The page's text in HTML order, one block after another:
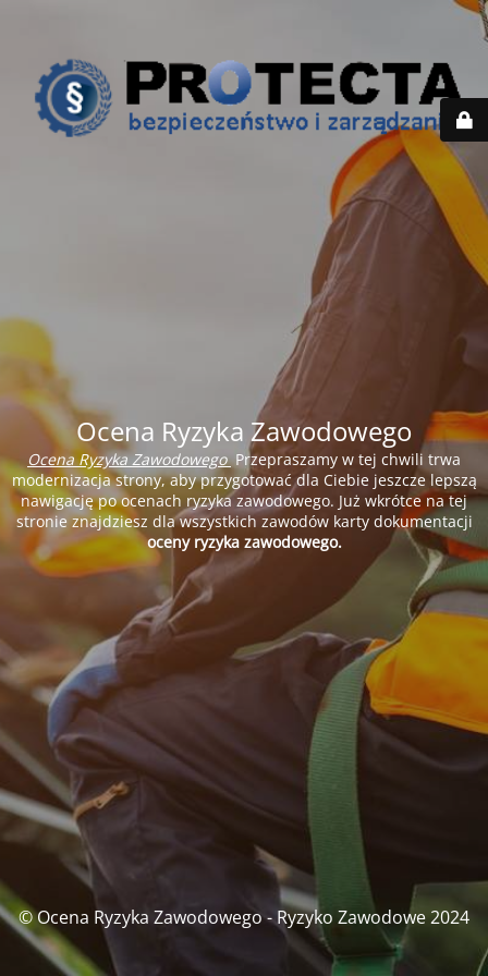
Ocena Ryzyka Zawodowego
Ocena Ryzyka ZawodowegoPrzepraszamy w tej chwili trwa
modernizacja strony, aby przygotować dla Ciebie jeszcze lepszą
nawigację po ocenach ryzyka zawodowego. Już wkrótce na tej
stronie znajdziesz dla wszystkich zawodów karty dokumentacji
oceny ryzyka zawodowego.
© Ocena Ryzyka Zawodowego - Ryzyko Zawodowe 2024